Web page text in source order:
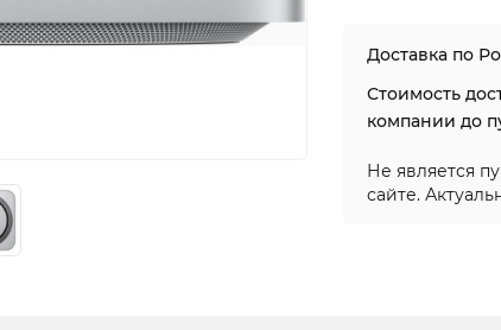
Доставка по
Стоимость
компании до
Не является
сайте.